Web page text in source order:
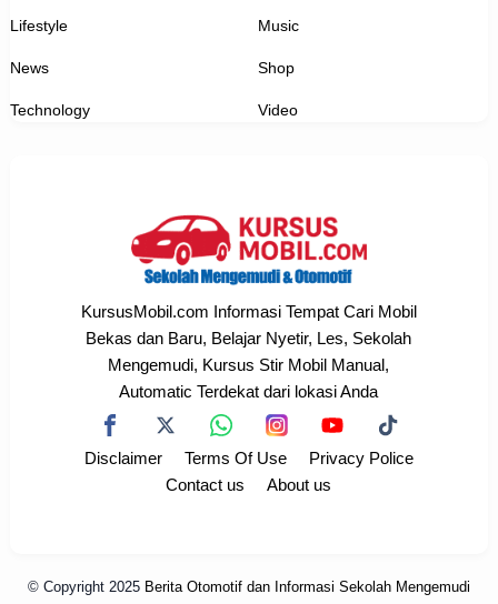
Lifestyle Music
News Shop
Technology Video
KursusMobil.com Informasi Tempat Cari Mobil
Bekas dan Baru, Belajar Nyetir, Les, Sekolah
Mengemudi, Kursus Stir Mobil Manual,
Automatic Terdekat dari lokasi Anda
Disclaimer Terms Of Use
Privacy Police
Contact us
About us
© Copyright 2025 Berita Otomotif dan Informasi Sekolah Mengemudi